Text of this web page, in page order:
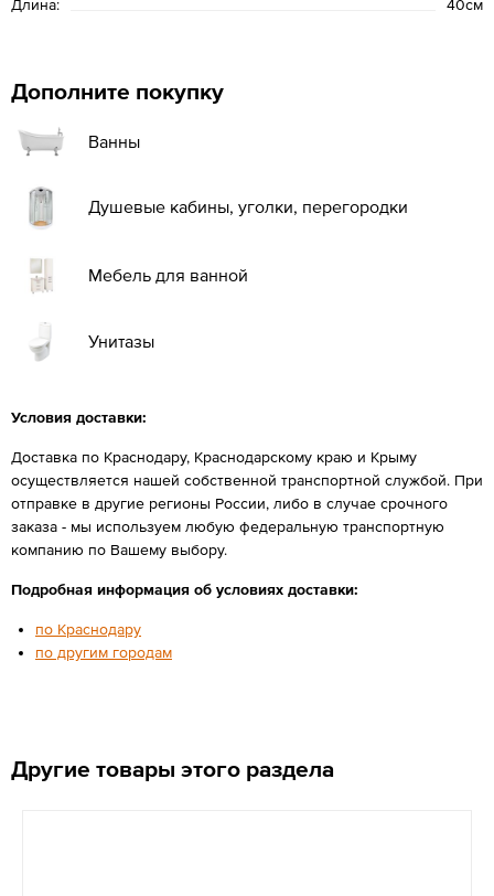
Длина: 40см
Дополните покупку
Ванны
Душевые кабины, уголки, перегородки
Мебель для ванной
Унитазы
Условия доставки:
Доставка по Краснодару, Краснодарскому краю и Крыму
осуществляется нашей собственной транспортной службой. При
отправке в другие регионы России, либо в случае срочного
заказа - мы используем любую федеральную транспортную
компанию по Вашему выбору.
Подробная информация об условиях доставки:
по Краснодару
по другим городам
Другие товары этого раздела